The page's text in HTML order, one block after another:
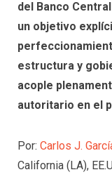
del Banco
un objetivo
estructura y
acople
autoritario en el
Por: Carlos J.
California (LA),